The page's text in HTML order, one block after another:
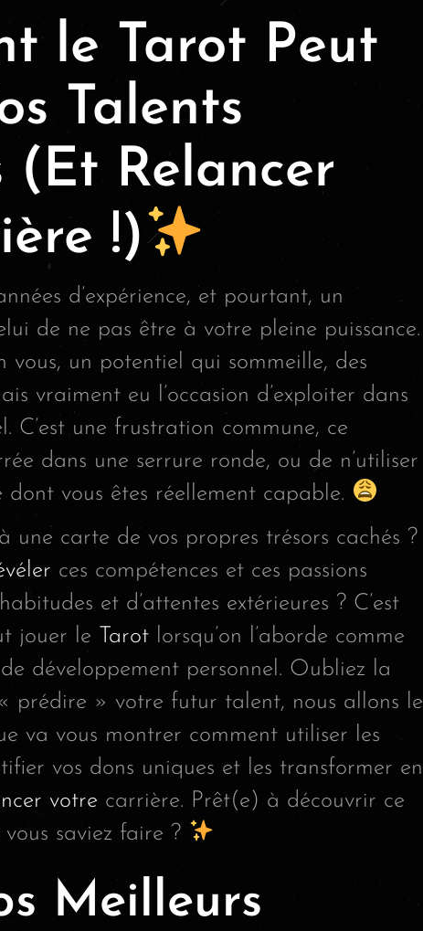
le Tarot Peut
Talents
(Et Relancer
!)
d’expérience, et pourtant, un
de ne pas être à votre pleine puissance.
vous, un potentiel qui sommeille, des
vraiment eu l’occasion d’exploiter dans
C’est une frustration commune, ce
dans une serrure ronde, ou de n’utiliser
vous êtes réellement capable.
une carte de vos propres trésors cachés ?
ces compétences et ces passions
et d’attentes extérieures ? C’est
jouer le
Tarot lorsqu’on l’aborde comme
développement personnel. Oubliez la
« prédire » votre futur talent, nous allons le
va vous montrer comment utiliser les
vos dons uniques et les transformer en
votre carrière. Prêt(e) à découvrir ce
saviez faire ?
Meilleurs